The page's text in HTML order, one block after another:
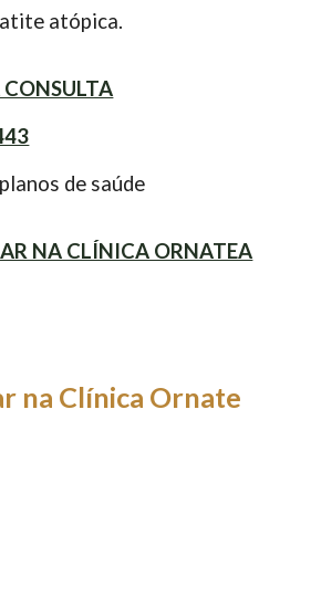
atópica.
CONSULTA
de saúde
NA CLÍNICA ORNATEA
na Clínica Ornate